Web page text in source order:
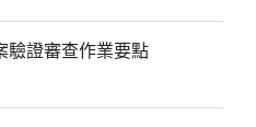
驗證審查作業要點